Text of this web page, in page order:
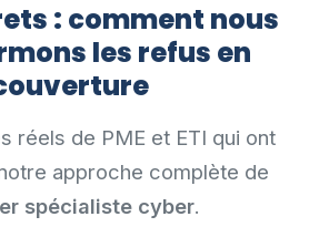
: comment nous
les refus en
réels de PME et ETI qui ont
approche complète de
spécialiste cyber.